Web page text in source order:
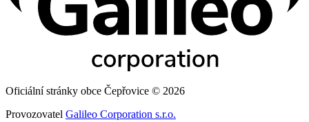
Oficiální stránky obce Čepřovice © 2026
Provozovatel Galileo Corporation s.r.o.